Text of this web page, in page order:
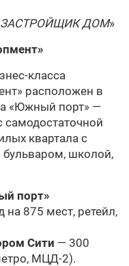
ДОМ»
класса
расположен в
«Южный порт» —
квартала с
школой,
порт»
на 875 мест, ретейл,
Сити — 300
МЦД-2).